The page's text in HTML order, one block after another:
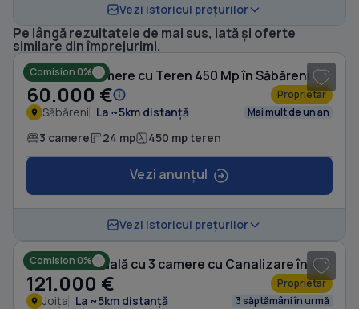
Vezi istoricul prețurilor
Pe lângă rezultatele de mai sus, iată și oferte
similare din împrejurimi.
Comision 0%
Casă cu 3 camere cu Teren 450 Mp în Săbăreni
60.000 € Proprietar
Săbăreni La ~5km distanță Mai mult de un an
3 camere 24 mp 450 mp teren
Vezi anunțul
Vezi istoricul prețurilor
Comision 0% Casă individuală cu 3 camere cu Canalizare în Joița
121.000 € Proprietar
Joița La ~5km distanță 3 săptămâni în urmă